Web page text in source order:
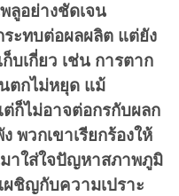
ลูอย่างชัดเจน
ระทบต่อผลผลิต แต่ยัง
บเกี่ยว เช่น การตาก
ตกไม่หยุด แม้
ก็ไม่อาจต่อกรกับผลก
พวกเขาเรียกร้องให้
มาใส่ใจปัญหาสภาพภูมิ
ผชิญกับความเปราะ